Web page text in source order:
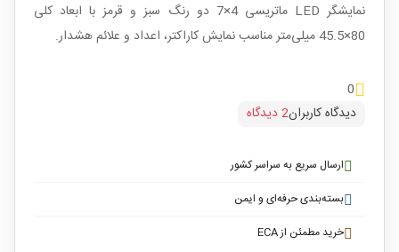
نمایشگر LED ماتریسی 4×7 دو رنگ سبز و قرمز با ابعاد کلی
80×45.5 میلی‌متر مناسب نمایش کاراکتر، اعداد و علائم هشدار.
0
دیدگاه کاربران2 دیدگاه
ارسال سریع به سراسر کشور
بسته‌بندی حرفه‌ای و ایمن
خرید مطمئن از ECA